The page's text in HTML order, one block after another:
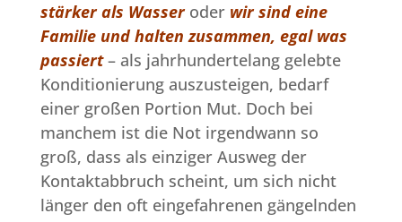
stärker als Wasser oder wir sind eine
Familie und halten zusammen, egal was
passiert – als jahrhundertelang gelebte
Konditionierung auszusteigen, bedarf
einer großen Portion Mut. Doch bei
manchem ist die Not irgendwann so
groß, dass als einziger Ausweg der
Kontaktabbruch scheint, um sich nicht
länger den oft eingefahrenen gängelnden